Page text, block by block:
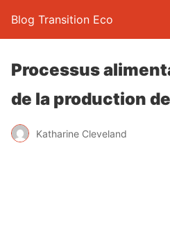
Blog Transition Eco
Processus
de la production
Katharine Cleveland